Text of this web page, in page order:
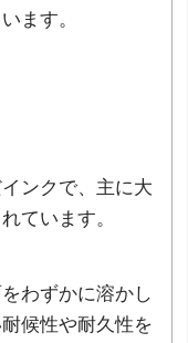
ます。
ンクで、主に大
ています。
わずかに溶かし
候性や耐久性を